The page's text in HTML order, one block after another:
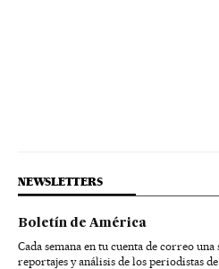
NEWSLETTERS
Boletín de América
Cada semana en tu cuenta de correo
reportajes y análisis de los periodistas